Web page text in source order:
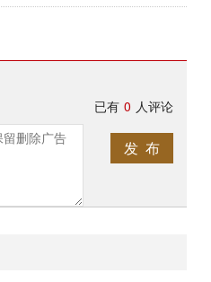
已有 0 人评论
发 布